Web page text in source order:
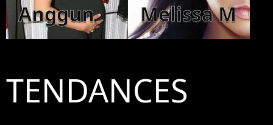
Anggun Melissa M
TENDANCES